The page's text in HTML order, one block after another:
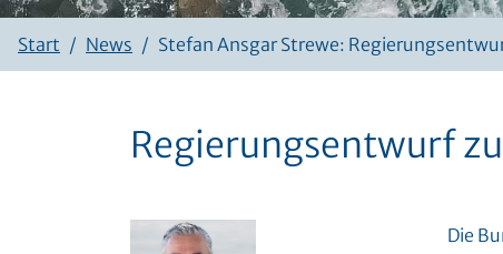
Start News Stefan Ansgar Strewe:
Regierungsentwurf
Die